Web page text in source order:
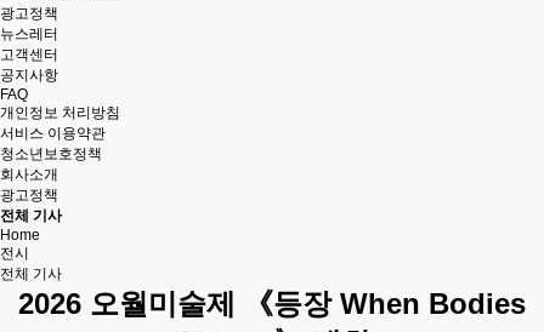
광고정책
뉴스레터
고객센터
공지사항
FAQ
개인정보 처리방침
서비스 이용약관
청소년보호정책
회사소개
광고정책
전체 기사
Home
전시
전체 기사
2026 오월미술제 《등장 When Bodies